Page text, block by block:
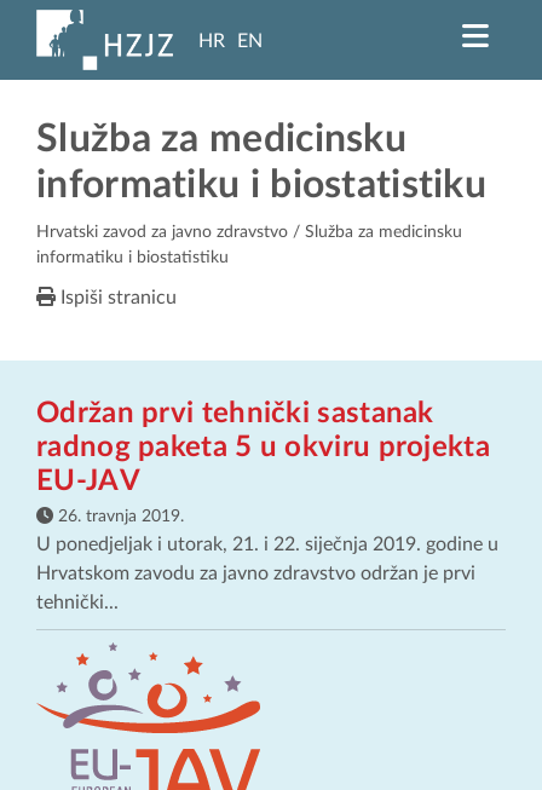
HR EN
Služba za medicinsku
informatiku i biostatistiku
Hrvatski zavod za javno zdravstvo / Služba za medicinsku
informatiku i biostatistiku
Ispiši stranicu
Održan prvi tehnički sastanak
radnog paketa 5 u okviru projekta
EU-JAV
26. travnja 2019.
U ponedjeljak i utorak, 21. i 22. siječnja 2019. godine u
Hrvatskom zavodu za javno zdravstvo održan je prvi
tehnički...